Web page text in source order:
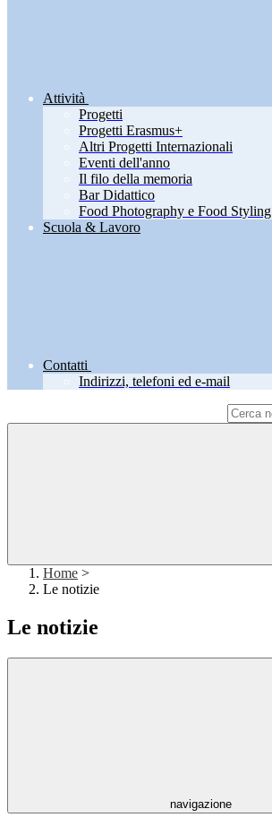
Attività
Progetti
Progetti Erasmus+
Altri Progetti Internazionali
Eventi dell'anno
Il filo della memoria
Bar Didattico
Food Photography e Food Styling
Scuola & Lavoro
Contatti
Indirizzi, telefoni ed e-mail
Home >
Le notizie
Le notizie
navigazione